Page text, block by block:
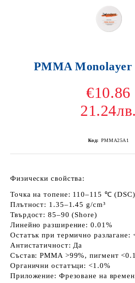
PMMA Monolayer
€10.86
21.24лв.
Код: PMMA25A1
Физически свойства:
Точка на топене: 110–115 ℃ (DSC)
Плътност: 1.35–1.45 g/cm³
Твърдост: 85–90 (Shore)
Линейно разширение: 0.01%
Остатък при термично разлагане:
Антистатичност: Да
Състав: PMMA >99%, пигмент
Органични остатъци: <1.0%
Приложение: Фрезоване на